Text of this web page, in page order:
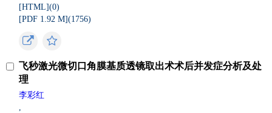
[HTML](0)
[PDF 1.92 M](1756)
飞秒激光微切口角膜基质透镜取出术术后并发症分析及处
理
李彩红
,